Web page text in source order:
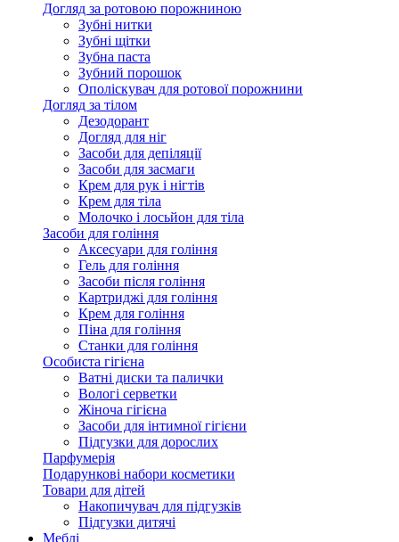
Догляд за ротовою порожниною
Зубні нитки
Зубні щітки
Зубна паста
Зубний порошок
Ополіскувач для ротової порожнини
Догляд за тілом
Дезодорант
Догляд для ніг
Засоби для депіляції
Засоби для засмаги
Крем для рук і нігтів
Крем для тіла
Молочко і лосьйон для тіла
Засоби для гоління
Аксесуари для гоління
Гель для гоління
Засоби після гоління
Картриджі для гоління
Крем для гоління
Піна для гоління
Станки для гоління
Особиста гігієна
Ватні диски та палички
Вологі серветки
Жіноча гігієна
Засоби для інтимної гігієни
Підгузки для дорослих
Парфумерія
Подарункові набори косметики
Товари для дітей
Накопичувач для підгузків
Підгузки дитячі
Меблі